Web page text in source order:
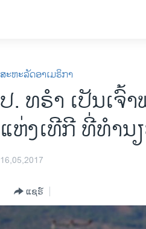
ສະຫະລັດອາເມຣິກາ
ປ. ທຣໍາ ເປັນເຈົ້
ແຫ່ງເທີກີ ທີ່ທຳນ
16,05,2017
ແຊຣ໌